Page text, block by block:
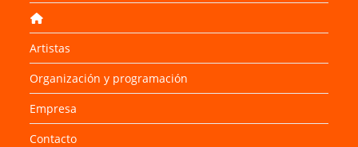
Artistas
Organización y programación
Empresa
Contacto